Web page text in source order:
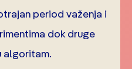
period važenja i
dok druge
algoritam.